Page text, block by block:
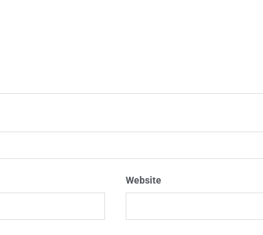
Website